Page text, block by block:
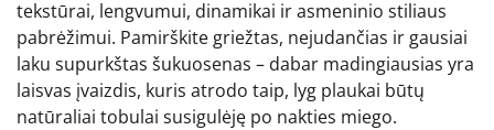
tekstūrai, lengvumui, dinamikai ir asmeninio stiliaus
pabrėžimui. Pamirškite griežtas, nejudančias ir gausiai
laku supurkštas šukuosenas – dabar madingiausias yra
laisvas įvaizdis, kuris atrodo taip, lyg plaukai būtų
natūraliai tobulai susigulėję po nakties miego.